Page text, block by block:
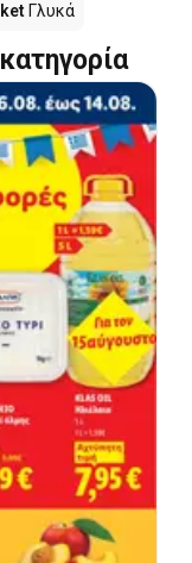
Γλυκά